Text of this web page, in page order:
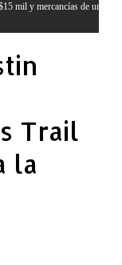
vivienda en
Trail
la